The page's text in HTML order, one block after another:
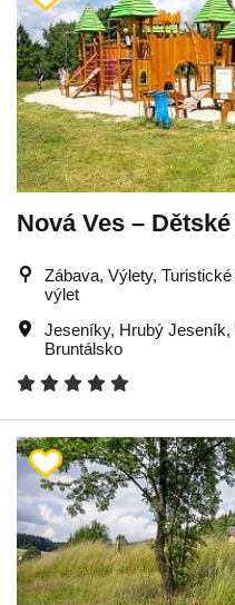
Nová Ves –
Zábava, Výlety,
výlet
Jeseníky, Hrubý Jeseník,
Bruntálsko